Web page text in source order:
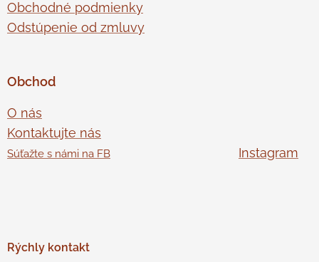
Obchodné podmienky
Odstúpenie od zmluvy
Obchod
O nás
Kontaktujte nás
Súťažte s námi na FB Instagram
Rýchly kontakt